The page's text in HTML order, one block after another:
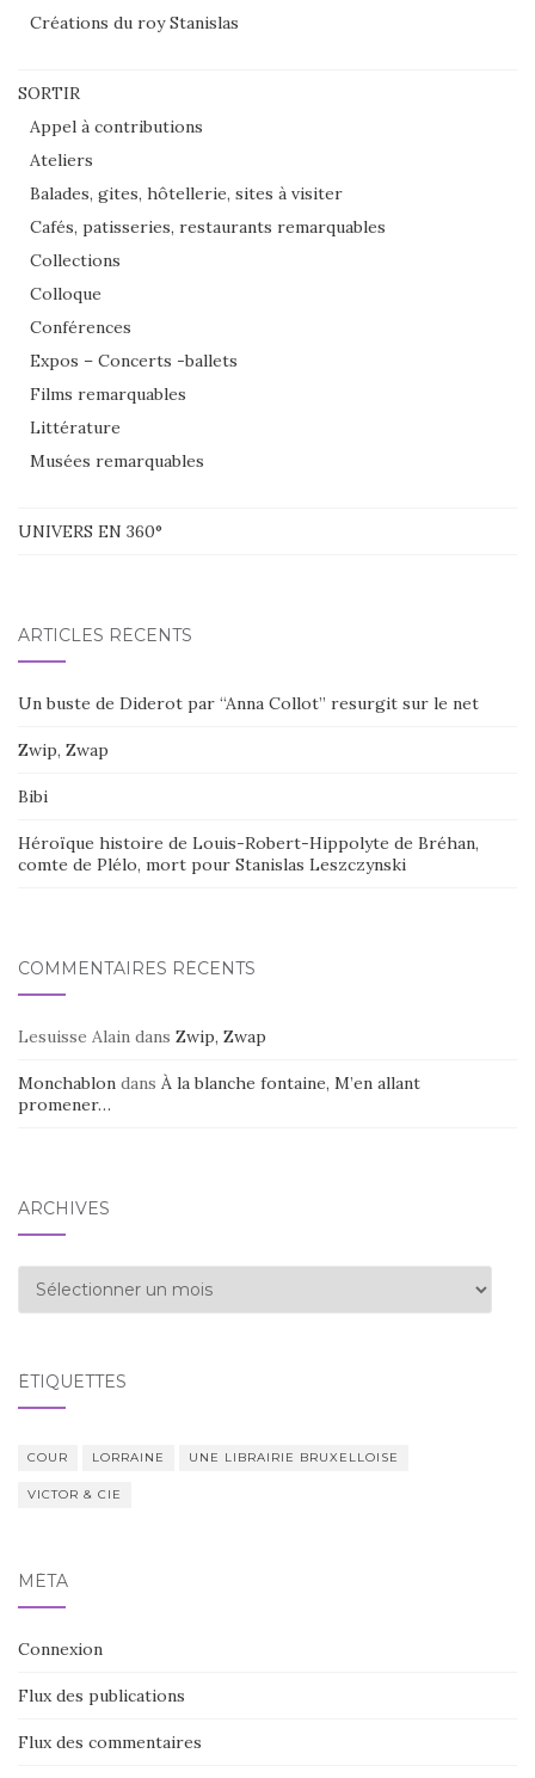
Créations du roy Stanislas
SORTIR
Appel à contributions
Ateliers
Balades, gites, hôtellerie, sites à visiter
Cafés, patisseries, restaurants remarquables
Collections
Colloque
Conférences
Expos – Concerts -ballets
Films remarquables
Littérature
Musées remarquables
UNIVERS EN 360°
ARTICLES RÉCENTS
Un buste de Diderot par “Anna Collot” resurgit sur le net
Zwip, Zwap
Bibi
Héroïque histoire de Louis-Robert-Hippolyte de Bréhan,
comte de Plélo, mort pour Stanislas Leszczynski
COMMENTAIRES RÉCENTS
Lesuisse Alain dans Zwip, Zwap
Monchablon dans À la blanche fontaine, M’en allant
promener…
ARCHIVES
Archives
ÉTIQUETTES
COUR LORRAINE UNE LIBRAIRIE BRUXELLOISE
VICTOR & CIE
MÉTA
Connexion
Flux des publications
Flux des commentaires